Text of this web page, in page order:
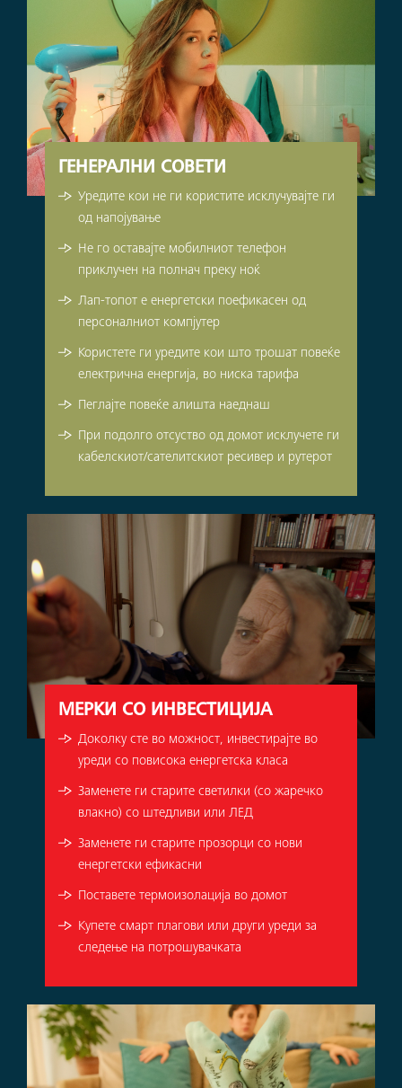
ГЕНЕРАЛНИ СОВЕТИ
Уредите кои не ги користите исклучувајте ги
од напојување
Не го оставајте мобилниот телефон
приклучен на полнач преку ноќ
Лап-топот е енергетски поефикасен од
персоналниот компјутер
Користете ги уредите кои што трошат повеќе
електрична енергија, во ниска тарифа
Пеглајте повеќе алишта наеднаш
При подолго отсуство од домот исклучете ги
кабелскиот/сателитскиот ресивер и рутерот
МЕРКИ СО ИНВЕСТИЦИЈА
Доколку сте во можност, инвестирајте во
уреди со повисока енергетска класа
Заменете ги старите светилки (со жаречко
влакно) со штедливи или ЛЕД
Заменете ги старите прозорци со нови
енергетски ефикасни
Поставете термоизолација во домот
Купете смарт плагови или други уреди за
следење на потрошувачката